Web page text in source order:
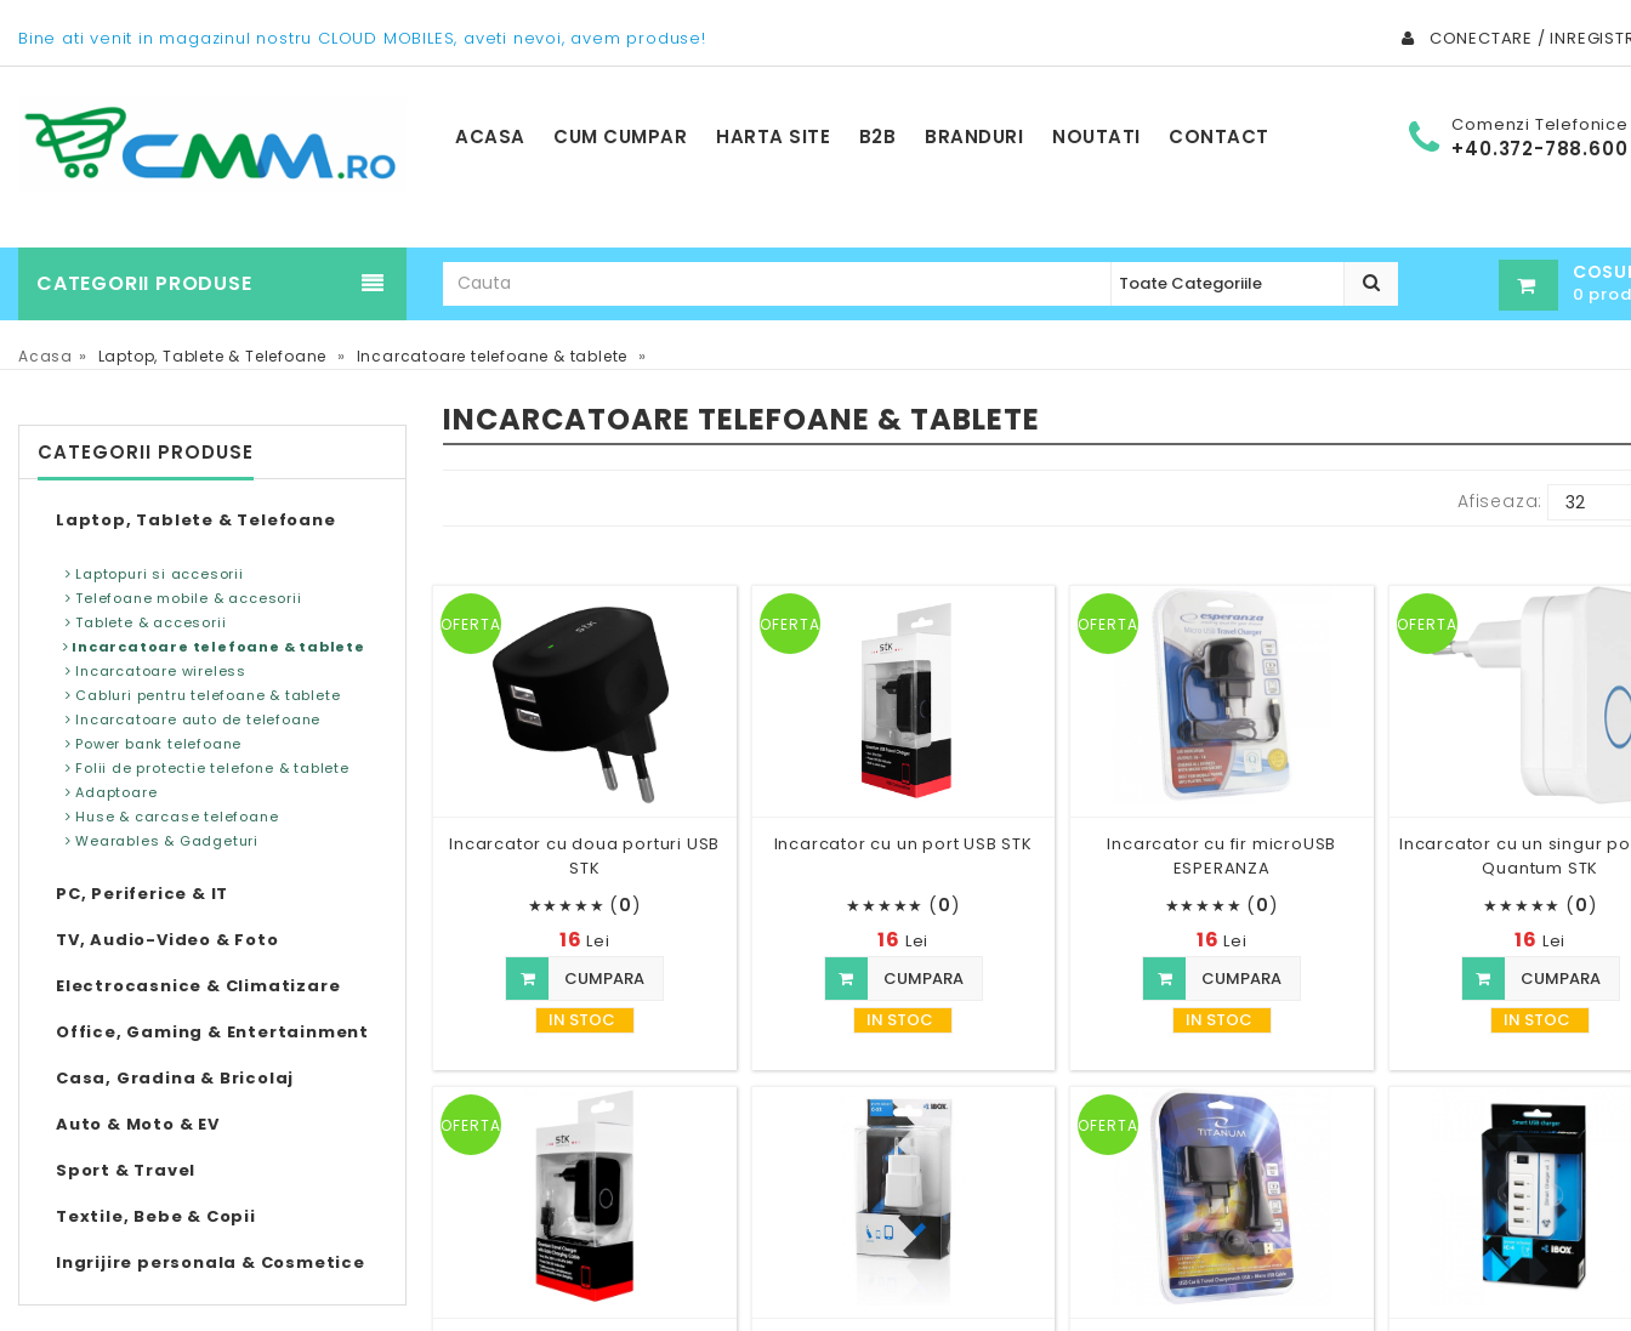
Bine ati venit in magazinul nostru CLOUD MOBILES, aveti nevoi, avem produse! CONECTARE /
ACASA CUM CUMPAR HARTA SITE B2B BRANDURI NOUTATI CONTACT Comenzi Telefonice
+40.372-788.600
CATEGORII PRODUSE 0
Acasa » Laptop, Tablete & Telefoane » Incarcatoare telefoane & tablete »
INCARCATOARE TELEFOANE & TABLETE
Afiseaza:
OFERTA
Incarcator cu doua porturi USB
STK
★★★★★ (0)
16Lei
CUMPARA
IN STOC
OFERTA
Incarcator cu un port USB STK
★★★★★ (0)
16 Lei
CUMPARA
IN STOC
OFERTA
Incarcator cu fir microUSB
ESPERANZA
★★★★★ (0)
16Lei
CUMPARA
IN STOC
OFERTA
Incarcator cu un singur
Quantum STK
★★★★★ (0)
16 Lei
CUMPARA
IN STOC
OFERTA OFERTA
CATEGORII PRODUSE
Laptop, Tablete & Telefoane
Laptopuri si accesorii
Telefoane mobile & accesorii
Tablete & accesorii
Incarcatoare telefoane & tablete
Incarcatoare wireless
Cabluri pentru telefoane & tablete
Incarcatoare auto de telefoane
Power bank telefoane
Folii de protectie telefone & tablete
Adaptoare
Huse & carcase telefoane
Wearables & Gadgeturi
PC, Periferice & IT
TV, Audio-Video & Foto
Electrocasnice & Climatizare
Office, Gaming & Entertainment
Casa, Gradina & Bricolaj
Auto & Moto & EV
Sport & Travel
Textile, Bebe & Copii
Ingrijire personala & Cosmetice